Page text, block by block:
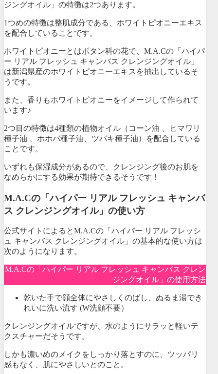
ジングオイル」の特徴は2つあります。
1つめの特徴は整肌成分である、ホワイトピオニーエキス
を配合していることです。
ホワイトピオニーとはボタン科の花で、M.A.Cの「ハイパ
ー リアル フレッシュ キャンバス クレンジングオイル」
は新潟県産のホワイトピオニーエキスを抽出しているそ
うです。
また、香りもホワイトピオニーをイメージして作られて
います♪
2つ目の特徴は4種類の植物オイル（コーン油 、ヒマワリ
種子油 、ホホバ種子油、ツバキ種子油）を配合している
ことです。
いずれも保湿成分があるので、クレンジング後のお肌を
なめらかにする効果が期待できるそうです！
M.A.Cの「ハイパー リアル フレッシュ キャンバ
ス クレンジングオイル」の使い方
公式サイトによるとM.A.Cの「ハイパー リアル フレッシ
ュ キャンバス クレンジングオイル」の基本的な使い方は
次のようになります。
M.A.Cの「ハイパー リアル フレッシュ キャンバス クレン
ジングオイル」の使用方法
乾いた手で顔全体にやさしくのばし、ぬるま湯でき
れいに洗い流す (W洗顔不要）
クレンジングオイルですが、水のようにサラッと軽いテ
クスチャーだそうです。
しかも濃いめのメイクをしっかり落とすのに、ツッパリ
感もなく、肌にやさしいとのこと。